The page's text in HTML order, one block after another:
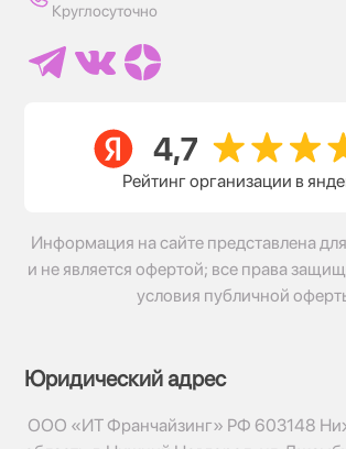
Круглосуточно
Рейтинг организации в
Информация на сайте представлена
и не является офертой; все права
условия публичной
Юридический адрес
ООО «ИТ Франчайзинг» РФ 603148